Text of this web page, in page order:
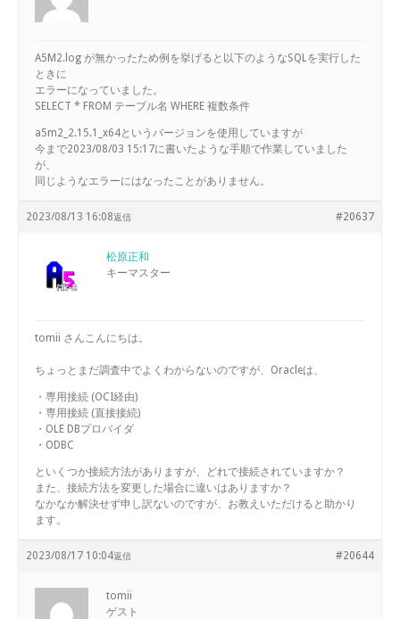
A5M2.log が無かったため例を挙げると以下のようなSQLを実行した
ときに
エラーになっていました。
SELECT * FROM テーブル名 WHERE 複数条件
a5m2_2.15.1_x64というバージョンを使用していますが
今まで2023/08/03 15:17に書いたような手順で作業していました
が、
同じようなエラーにはなったことがありません。
2023/08/13 16:08 #20637
返信
松原正和
キーマスター
tomii さんこんにちは。
ちょっとまだ調査中でよくわからないのですが、Oracleは、
・専用接続 (OCI経由)
・専用接続 (直接接続)
・OLE DBプロバイダ
・ODBC
といくつか接続方法がありますが、どれで接続されていますか？
また、接続方法を変更した場合に違いはありますか？
なかなか解決せず申し訳ないのですが、お教えいただけると助かり
ます。
2023/08/17 10:04 #20644
返信
tomii
ゲスト